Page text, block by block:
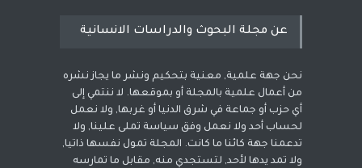
عن مجلة البحوث والدراسات الانسانية
نحن جهة علمية, معنية بتحكيم ونشر ما يجاز نشره
من أعمال علمية بالمجلة أو بموقعها. لا ننتمي إلى
أي حزب أو جماعة في شرق الدنيا أو غربها, ولا نعمل
لحساب أحد ولا نعمل وفق سياسة تملى علينا, ولا
تدعمنا جهة كائنا ما كانت. المجلة تمول نفسها ذاتيا,
ولا تمد يدها لأحد, لتستجدي منه, مقابل ما تمارسه